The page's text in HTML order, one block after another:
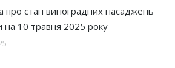
про стан виноградних насаджень
на 10 травня 2025 року